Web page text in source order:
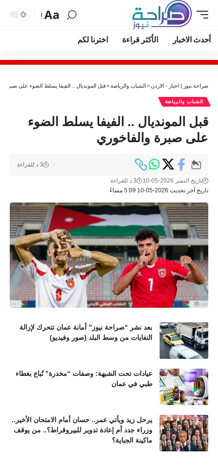
Aa
أحدث الاخبار الأكثر قراءة اخترنا لكم
صراحة نيوز | اخبار - الاردن> الشباب والرياضة>قبل المونديال .. الفيفا يسلط الضوء على صبرة
الشباب والرياضة
قبل المونديال .. الفيفا يسلط الضوء
على صبرة والفاخوري
تاريخ آخر تحديث 2026-05-10 5:09 مساءً
تاريخ النشر 2026-05-10 3 د للقراءة
3 د للقراءة
بعد نشر “صراحة نيوز” أمانة عمان تتحرك لإزالة
النفايات من وسط البلد (صور وفيديو)
عيادات تحت الشبهة: وصفات “مخدرة” تُباع بغطاء
طبي في عمان
يرحل زيد ويأتي عمر.. حسان أمام الامتحان الأخير..
وزراء جدد أم إعادة تدوير للبيروقراط؟.. من يوقف
ماكينة الجباية؟